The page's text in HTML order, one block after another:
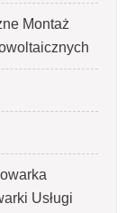
Montaż
Usługi